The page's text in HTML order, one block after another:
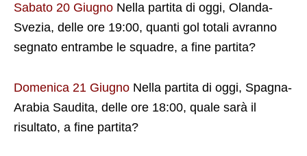
Sabato 20 Giugno Nella partita di oggi, Olanda-
Svezia, delle ore 19:00, quanti gol totali avranno
segnato entrambe le squadre, a fine partita?
Domenica 21 Giugno Nella partita di oggi, Spagna-
Arabia Saudita, delle ore 18:00, quale sarà il
risultato, a fine partita?